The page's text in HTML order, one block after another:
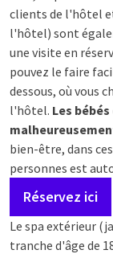
clients de l'hôtel
l'hôtel) sont
une visite en
pouvez le faire
dessous, où vous
l'hôtel. Les
bien-être, dans
personnes est
Réservez ici
Le spa extérieur
tranche d'âge de